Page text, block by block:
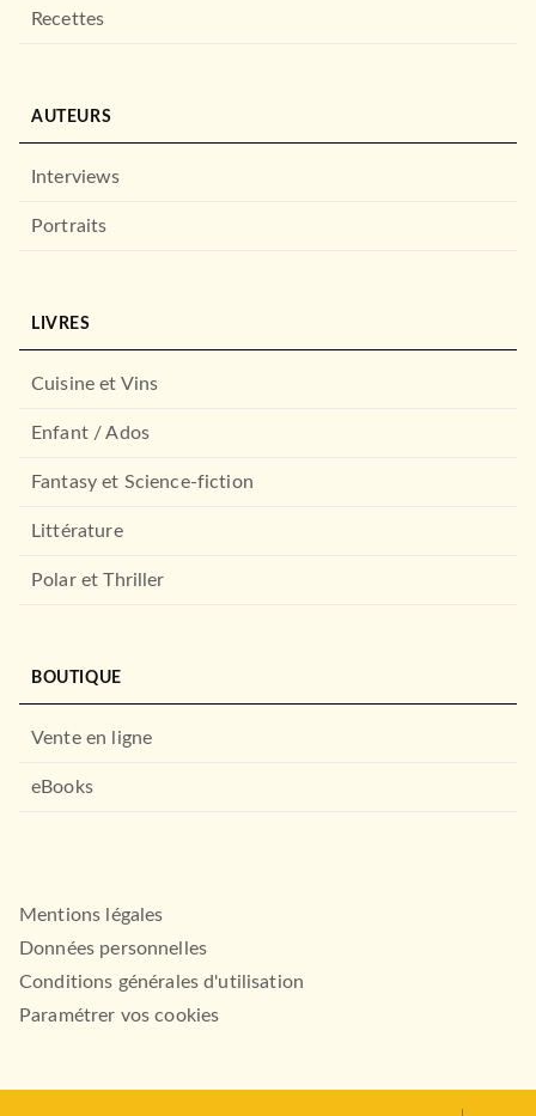
Recettes
AUTEURS
Interviews
Portraits
LIVRES
Cuisine et Vins
Enfant / Ados
Fantasy et Science-fiction
Littérature
Polar et Thriller
BOUTIQUE
Vente en ligne
eBooks
Mentions légales
Données personnelles
Conditions générales d'utilisation
Paramétrer vos cookies